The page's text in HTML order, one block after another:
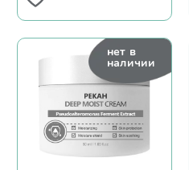
нет в
наличии